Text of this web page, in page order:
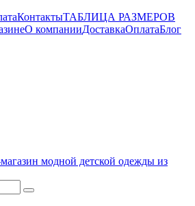
КонтактыТАБЛИЦА РАЗМЕРОВ
О компанииДоставкаОплатаБлог